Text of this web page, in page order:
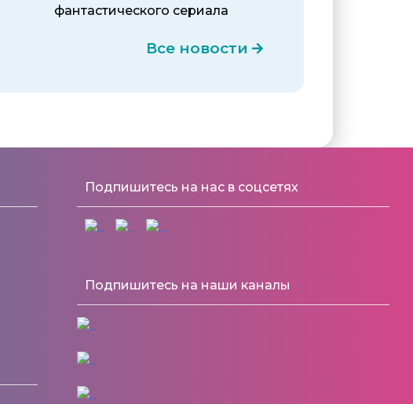
фантастического сериала
Все новости
Подпишитесь на нас в соцсетях
Подпишитесь на наши каналы